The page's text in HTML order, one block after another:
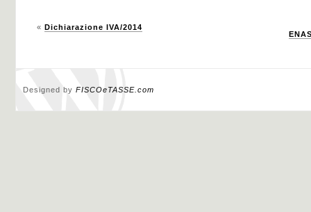
« Dichiarazione IVA/2014
Designed by FISCOeTASSE.com